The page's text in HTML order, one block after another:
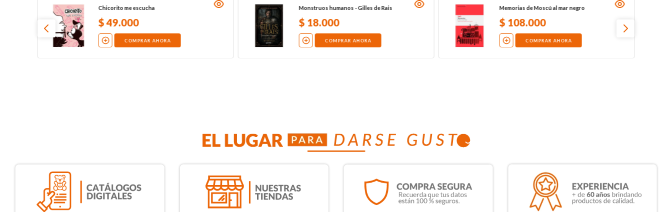
Chicorito me escucha
$49.000
COMPRAR AHORA
Monstruos humanos - Gilles de Rais
$ 18.000
COMPRAR AHORA
Memorias de Moscú al mar negro
$ 108.000
COMPRAR AHORA